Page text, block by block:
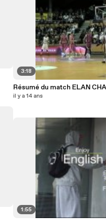
3:18
Résumé du match ELAN
il y a 14 ans
1:55